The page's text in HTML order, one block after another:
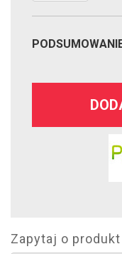
Zapytaj o produkt